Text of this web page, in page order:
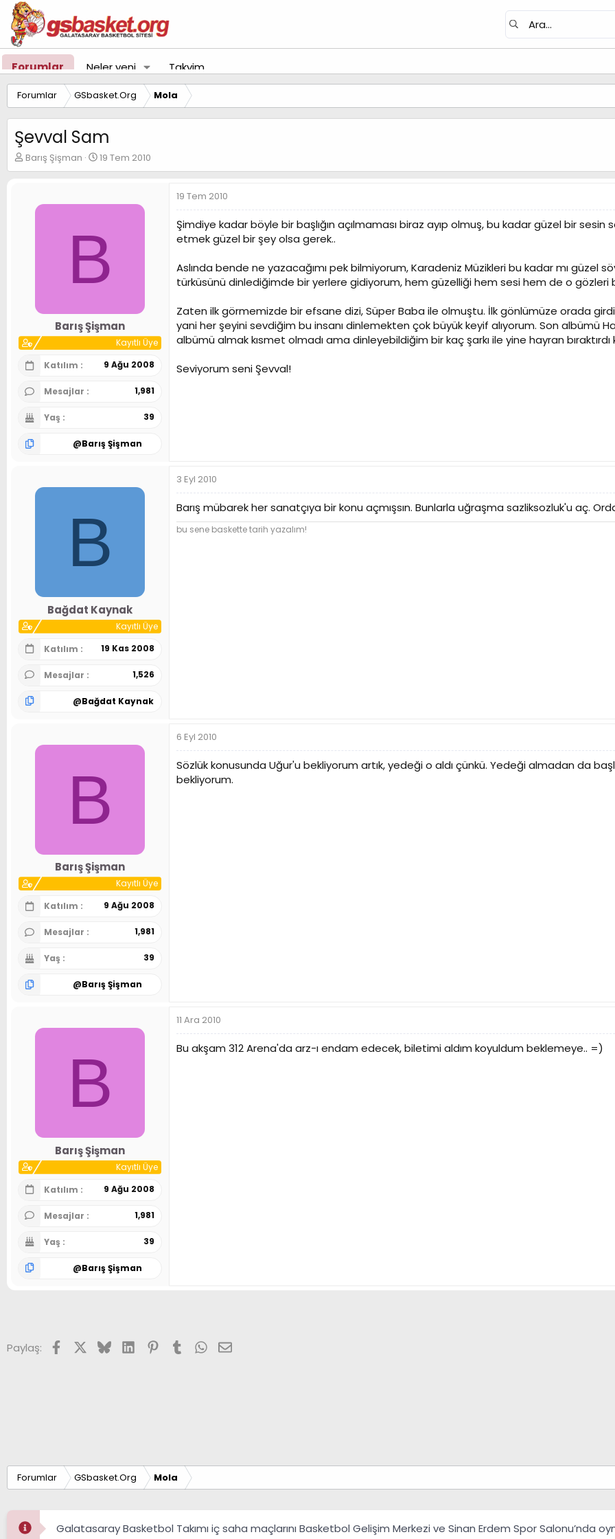
Forumlar Neler yeni Takvim
Forumlar GSbasket.Org Mola
Şevval Sam
K
o
Barış Şişman
B
a
a
ı
ç
t
a
h
i
19 Tem 2010
B
Barış Şişman
Kayıtlı Üye
Katılım
9 Ağu 2008
Mesajlar 1,981
Yaş 39
@Barış Şişman
19 Tem 2010
Şimdiye kadar böyle bir başlığın açılmaması biraz ayıp olmuş, bu kadar güzel bir
etmek güzel bir şey olsa gerek..
Aslında bende ne yazacağımı pek bilmiyorum, Karadeniz Müzikleri bu kadar mı güzel
türküsünü dinlediğimde bir yerlere gidiyorum, hem güzelliği hem sesi hem de o gözleri
Zaten ilk görmemizde bir efsane dizi, Süper Baba ile olmuştu. İlk gönlümüze orada
yani her şeyini sevdiğim bu insanı dinlemekten çok büyük keyif alıyorum. Son albümü
albümü almak kısmet olmadı ama dinleyebildiğim bir kaç şarkı ile yine hayran bıraktırdı
Seviyorum seni Şevval!
B
Bağdat Kaynak
Kayıtlı Üye
Katılım
19 Kas 2008
Mesajlar 1,526
@Bağdat Kaynak
3 Eyl 2010
Barış mübarek her sanatçıya bir konu açmışsın. Bunlarla uğraşma sazliksozluk'u aç.
bu sene baskette tarih yazalım!
B
Barış Şişman
Kayıtlı Üye
Katılım
9 Ağu 2008
Mesajlar 1,981
Yaş 39
@Barış Şişman
6 Eyl 2010
Sözlük konusunda Uğur'u bekliyorum artık, yedeği o aldı çünkü. Yedeği almadan da
bekliyorum.
B
Barış Şişman
Kayıtlı Üye
Katılım
9 Ağu 2008
Mesajlar 1,981
Yaş 39
@Barış Şişman
11 Ara 2010
Bu akşam 312 Arena'da arz-ı endam edecek, biletimi aldım koyuldum beklemeye.. =)
Paylaş: FacebookX (Twitter)
BlueskyLinkedInPinterest
Tumblr WhatsApp
E-posta
Forumlar GSbasket.Org Mola
Galatasaray Basketbol Takımı iç saha maçlarını Basketbol Gelişim Merkezi ve Sinan Erdem Spor Salonu’nda